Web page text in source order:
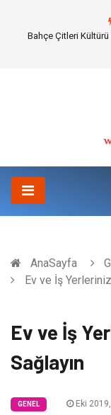
Komple Tır
AnaSayfa
Ev ve İş
Ev ve İş
Sağlayın
GENEL Eki